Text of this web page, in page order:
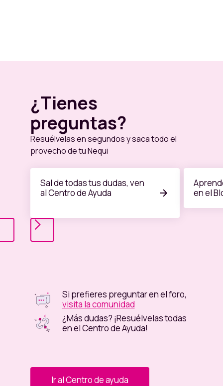
¿Tienes
preguntas?
Resuélvelas en segundos y saca todo el
provecho de tu Nequi
Sal de todas tus dudas, ven
al Centro de Ayuda
en el
¿Más dudas? ¡Resuélvelas todas
en el Centro de Ayuda!
Si prefieres preguntar en el foro,
visita la comunidad
Ir al Centro de ayuda